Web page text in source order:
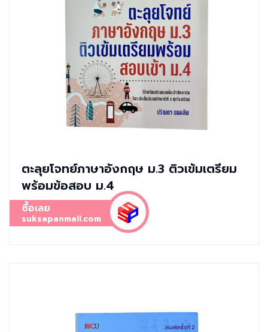
ตะลุยโจทย์ภาษาอังกฤษ ม.3 ติวเข้มเตรียม
พร้อมข้อสอบ ม.4
ซื้อเลย
suksapanmall.com